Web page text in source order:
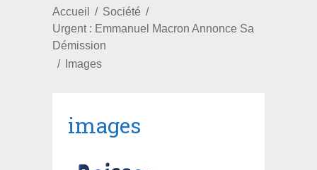
Accueil
Société
Urgent : Emmanuel Macron Annonce Sa
Démission
Images
images